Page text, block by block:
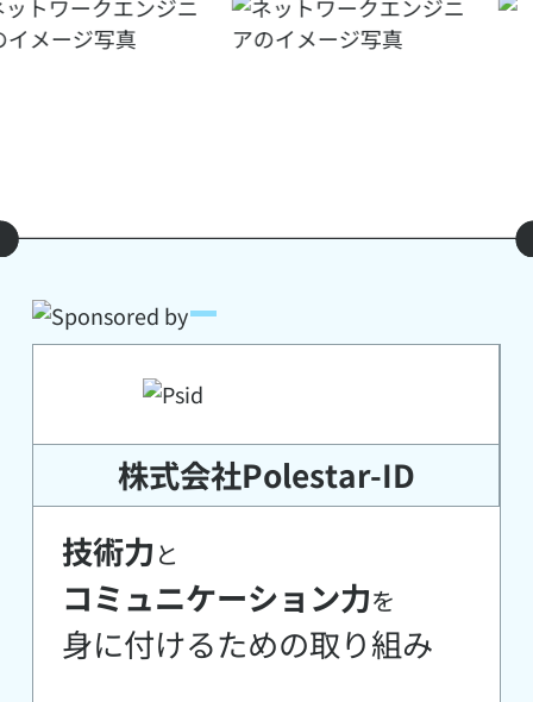
株式会社Polestar-ID
技術力 と
コミュニケーション力を
身に付けるための取り組み